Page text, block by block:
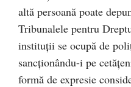
altă persoană poate
Tribunalele pentru
instituții se ocupă de
sancționându-i pe
formă de expresie